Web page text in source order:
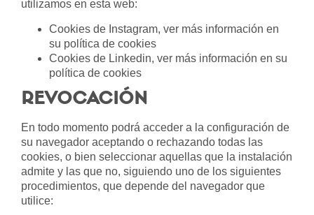
utilizamos en esta web:
Cookies de Instagram, ver más información en
su política de cookies
Cookies de Linkedin, ver más información en su
política de cookies
REVOCACIÓN
En todo momento podrá acceder a la configuración de
su navegador aceptando o rechazando todas las
cookies, o bien seleccionar aquellas que la instalación
admite y las que no, siguiendo uno de los siguientes
procedimientos, que depende del navegador que
utilice: